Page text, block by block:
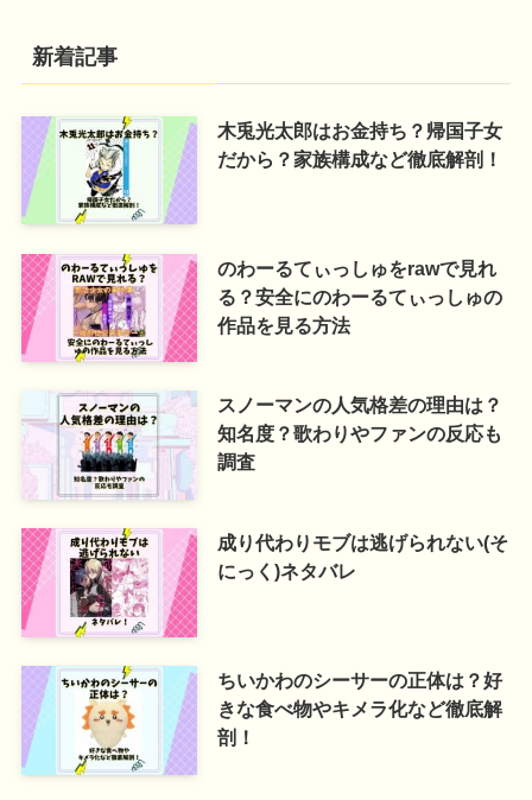
新着記事
木兎光太郎はお金持ち？帰国子女
だから？家族構成など徹底解剖！
のわーるてぃっしゅをrawで見れ
る？安全にのわーるてぃっしゅの
作品を見る方法
スノーマンの人気格差の理由は？
知名度？歌わりやファンの反応も
調査
成り代わりモブは逃げられない(そ
にっく)ネタバレ
ちいかわのシーサーの正体は？好
きな食べ物やキメラ化など徹底解
剖！